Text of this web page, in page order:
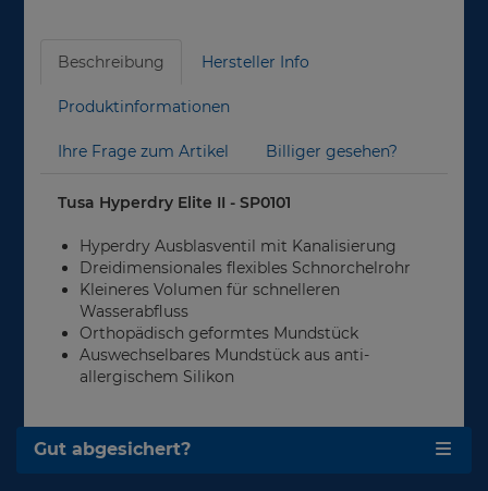
Beschreibung Hersteller Info
Produktinformationen
Ihre Frage zum Artikel Billiger gesehen?
Tusa Hyperdry Elite II - SP0101
Hyperdry Ausblasventil mit Kanalisierung
Dreidimensionales flexibles Schnorchelrohr
Kleineres Volumen für schnelleren
Wasserabfluss
Orthopädisch geformtes Mundstück
Auswechselbares Mundstück aus anti-
allergischem Silikon
Gut abgesichert?